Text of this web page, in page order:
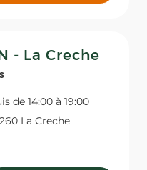
- La Creche
de 14:00 à 19:00
La Creche